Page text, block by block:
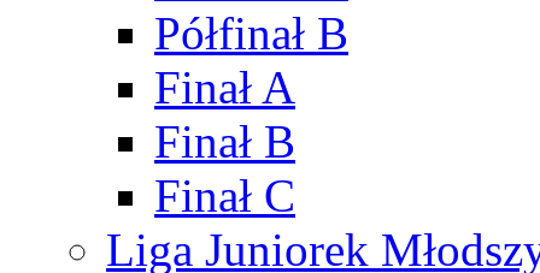
Półfinał B
Finał A
Finał B
Finał C
Liga Juniorek